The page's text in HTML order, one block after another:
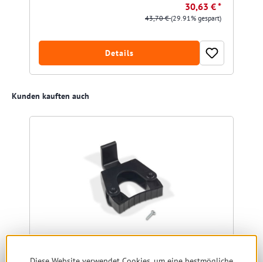
30,63 € *
43,70 €(29.91% gespart)
Details
Produktgalerie überspringen
Kunden kauften auch